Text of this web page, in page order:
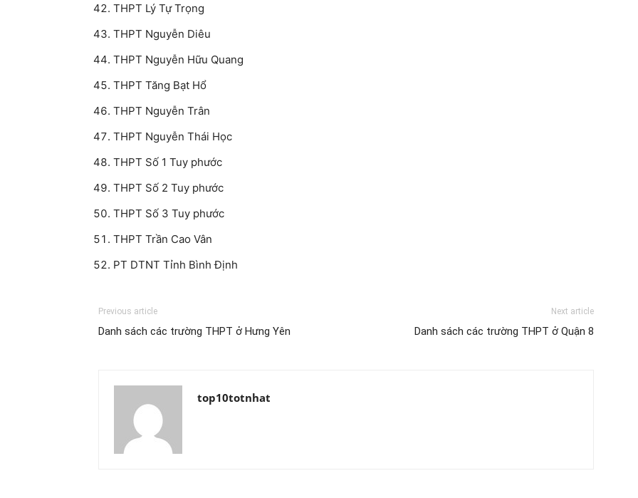
THPT Lý Tự Trọng
THPT Nguyễn Diêu
THPT Nguyễn Hữu Quang
THPT Tăng Bạt Hổ
THPT Nguyễn Trân
THPT Nguyễn Thái Học
THPT Số 1 Tuy phước
THPT Số 2 Tuy phước
THPT Số 3 Tuy phước
THPT Trần Cao Vân
PT DTNT Tỉnh Bình Định
Previous article
Danh sách các trường THPT ở Hưng Yên
Next article
Danh sách các trường THPT ở Quận 8
top10totnhat